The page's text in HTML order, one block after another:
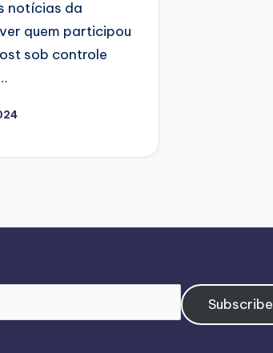
notícias da
quem participou
sob controle
Subscribe